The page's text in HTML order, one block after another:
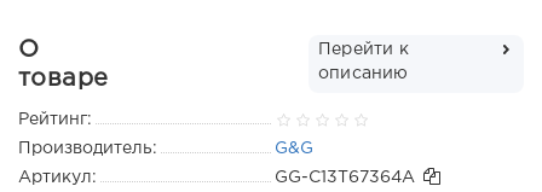
О
товаре
Перейти к
описанию
Рейтинг:
Производитель:
G&G
Артикул:
GG-C13T67364A